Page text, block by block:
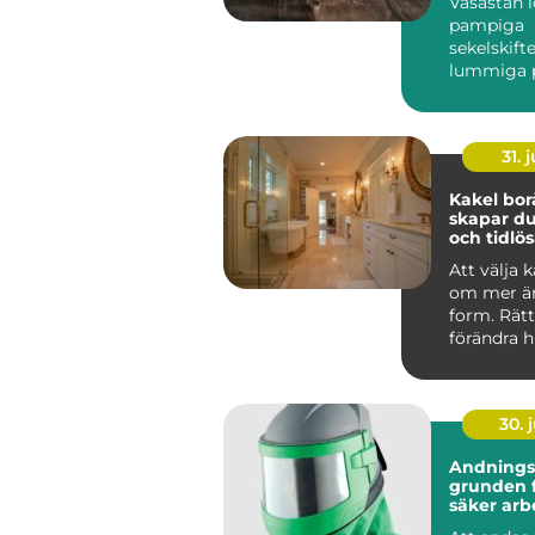
områden
pampiga
lummiga
31.
Kakel borås
skapar
och
Att välja
om mer
form.
förändra
30.
grunden
säker